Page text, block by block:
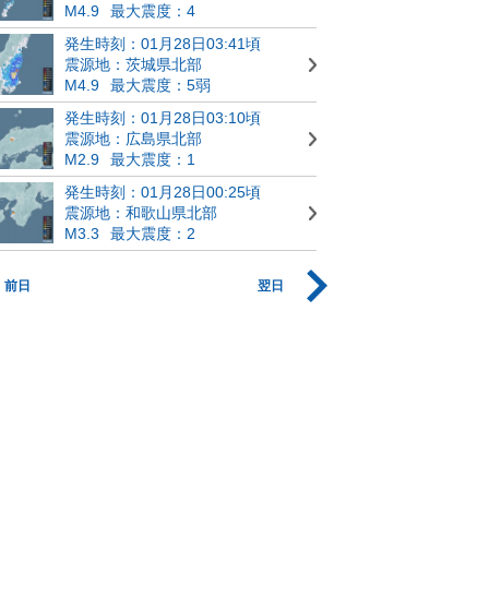
M4.9
最大震度：4
発生時刻：01月28日03:41頃
震源地：茨城県北部
M4.9
最大震度：5弱
発生時刻：01月28日03:10頃
震源地：広島県北部
M2.9
最大震度：1
発生時刻：01月28日00:25頃
震源地：和歌山県北部
M3.3
最大震度：2
前日 翌日